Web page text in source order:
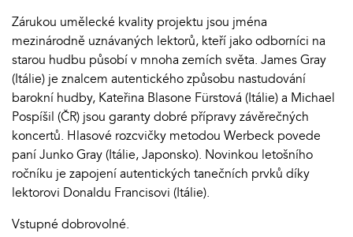
Zárukou umělecké kvality projektu jsou jména
mezinárodně uznávaných lektorů, kteří jako odborníci na
starou hudbu působí v mnoha zemích světa. James Gray
(Itálie) je znalcem autentického způsobu nastudování
barokní hudby, Kateřina Blasone Fürstová (Itálie) a Michael
Pospíšil (ČR) jsou garanty dobré přípravy závěrečných
koncertů. Hlasové rozcvičky metodou Werbeck povede
paní Junko Gray (Itálie, Japonsko). Novinkou letošního
ročníku je zapojení autentických tanečních prvků díky
lektorovi Donaldu Francisovi (Itálie).
Vstupné dobrovolné.